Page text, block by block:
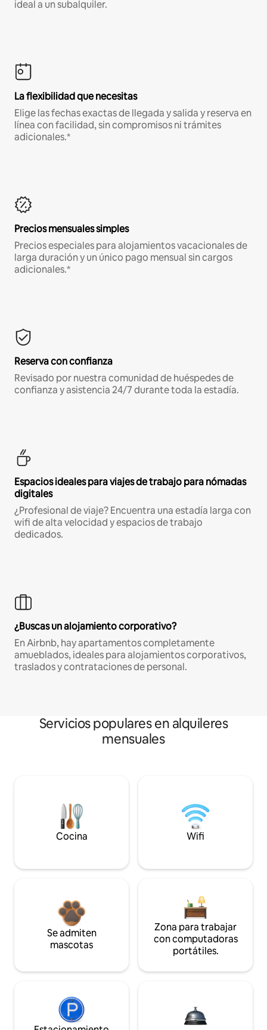
ideal a un subalquiler.
La flexibilidad que necesitas
Elige las fechas exactas de llegada y salida y reserva en
línea con facilidad, sin compromisos ni trámites
adicionales.*
Precios mensuales simples
Precios especiales para alojamientos vacacionales de
larga duración y un único pago mensual sin cargos
adicionales.*
Reserva con confianza
Revisado por nuestra comunidad de huéspedes de
confianza y asistencia 24/7 durante toda la estadía.
Espacios ideales para viajes de trabajo para nómadas
digitales
¿Profesional de viaje? Encuentra una estadía larga con
wifi de alta velocidad y espacios de trabajo
dedicados.
¿Buscas un alojamiento corporativo?
En Airbnb, hay apartamentos completamente
amueblados, ideales para alojamientos corporativos,
traslados y contrataciones de personal.
Servicios populares en alquileres
mensuales
Cocina Wifi
Se admiten
mascotas
Zona para trabajar
con computadoras
portátiles.